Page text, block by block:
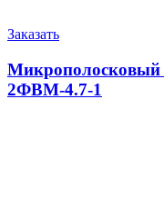
Заказать
Микрополосковый
2ФВМ-4.7-1